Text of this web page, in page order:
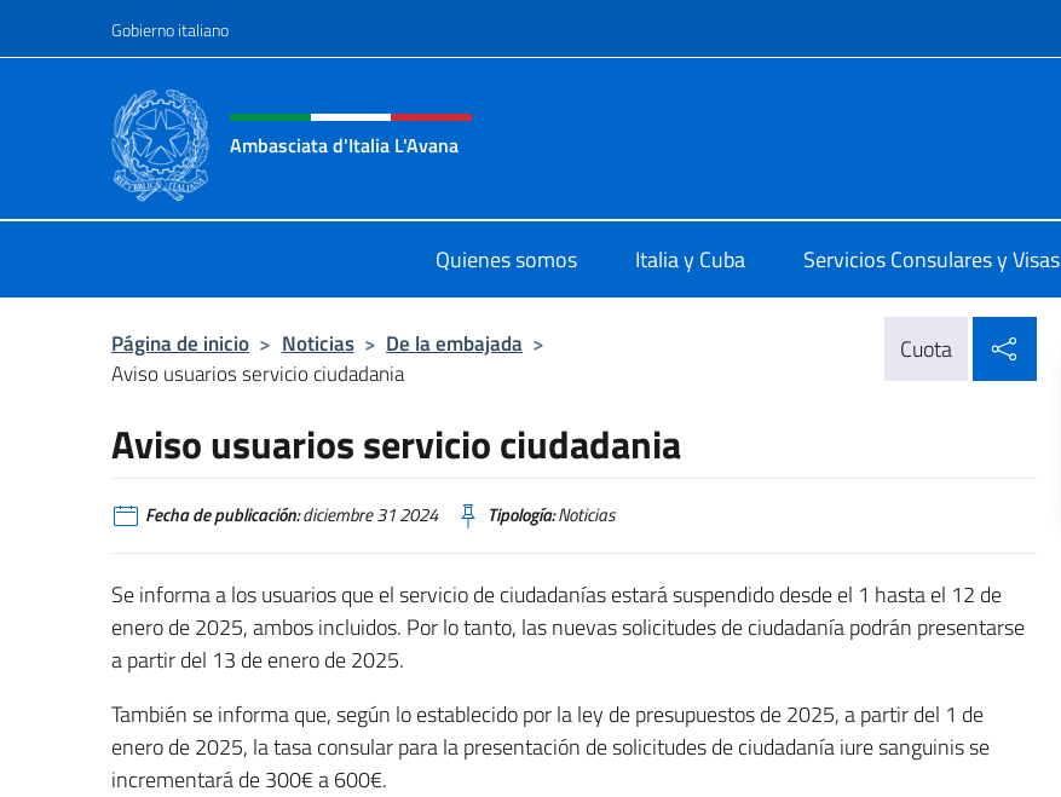
Gobierno italiano
Encabezado del sitio web, redes sociales y menú
Ambasciata d'Italia L'Avana
Quienes somos Italia y Cuba Servicios Consulares y Visas
Página de inicio > Noticias > De la embajada >
Aviso usuarios servicio ciudadania
Cuota
Aviso usuarios servicio ciudadania
Fecha de publicación:diciembre 31 2024 Tipología:Noticias
Se informa a los usuarios que el servicio de ciudadanías estará suspendido desde el 1 hasta el 12 de
enero de 2025, ambos incluidos. Por lo tanto, las nuevas solicitudes de ciudadanía podrán presentarse
a partir del 13 de enero de 2025.
También se informa que, según lo establecido por la ley de presupuestos de 2025, a partir del 1 de
enero de 2025, la tasa consular para la presentación de solicitudes de ciudadanía iure sanguinis se
incrementará de 300€ a 600€.